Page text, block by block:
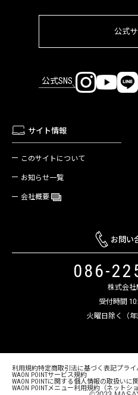
公式
公式SNS
サイト情報
このサイトについて
お知らせ一覧
会社概要
お問い
086-
株式会社
受付時間
火曜日除く（年
利用規約特定商取引法に基づく表記プライ
WAON POINTサービス規約
WAON POINTに関する個人情報の取扱いに
WAON POINTメニュー利用規約（ネットシ